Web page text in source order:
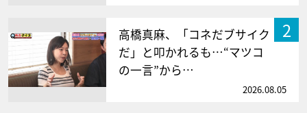
2
高橋真麻、「コネだブサイク
だ」と叩かれるも…“マツコ
の一言”から…
2026.08.05